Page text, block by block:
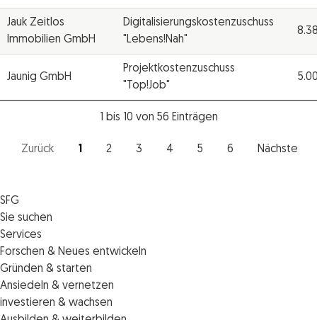
Jauk Zeitlos
Immobilien GmbH
Digitalisierungskostenzuschuss
"Lebens!Nah"
Jaunig GmbH
Projektkostenzuschuss
"Top!Job"
1 bis 10 von 56 Einträgen
Zurück 1 2 3 4 5 6 Nächste
SFG
Die SFG
Jobs
Medienservice
Informiert bleiben
Kontakt
Sie suchen
Förderungen
Finanzierungen
Standortentwicklung
Persönliche Beratung
Services
Veranstaltungen
News
IMPULS.ST
Portal
Forschen & Neues entwickeln
Standortcoaching
Terminbuchung Standortcoaching
Horizon Europe: EU-Förderungen für F&E
Gründen & starten
Startupmark
Startup Mission – Netzwerkreisen
Ansiedeln & vernetzen
Zukunftstag
investieren & wachsen